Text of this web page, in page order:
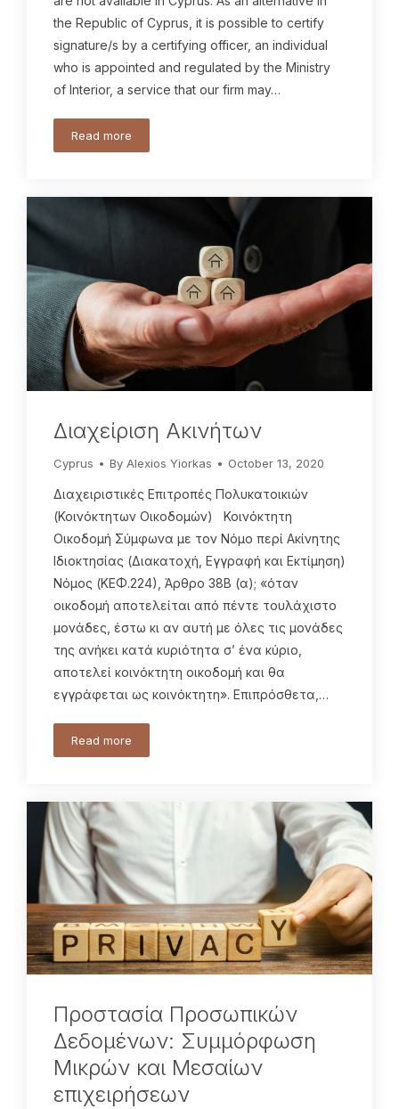
the Republic of Cyprus, it is possible to certify
signature/s by a certifying officer, an individual
who is appointed and regulated by the Ministry
of Interior, a service that our firm may…
Read more
Διαχείριση Ακινήτων
Cyprus By Alexios Yiorkas October 13, 2020
Διαχειριστικές Επιτροπές Πολυκατοικιών
(Κοινόκτητων Οικοδομών) Κοινόκτητη
Οικοδομή Σύμφωνα με τον Νόμο περί Ακίνητης
Ιδιοκτησίας (Διακατοχή, Εγγραφή και Εκτίμηση)
Νόμος (ΚΕΦ.224), Άρθρο 38Β (α); «όταν
οικοδομή αποτελείται από πέντε τουλάχιστο
μονάδες, έστω κι αν αυτή με όλες τις μονάδες
της ανήκει κατά κυριότητα σ’ ένα κύριο,
αποτελεί κοινόκτητη οικοδομή και θα
εγγράφεται ως κοινόκτητη». Επιπρόσθετα,…
Read more
Προστασία Προσωπικών
Δεδομένων: Συμμόρφωση
Μικρών και Μεσαίων
επιχειρήσεων